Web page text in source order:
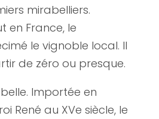
mirabelliers.
en France, le
le vignoble local. Il
de zéro ou presque.
Importée en
René au XVe siècle, le